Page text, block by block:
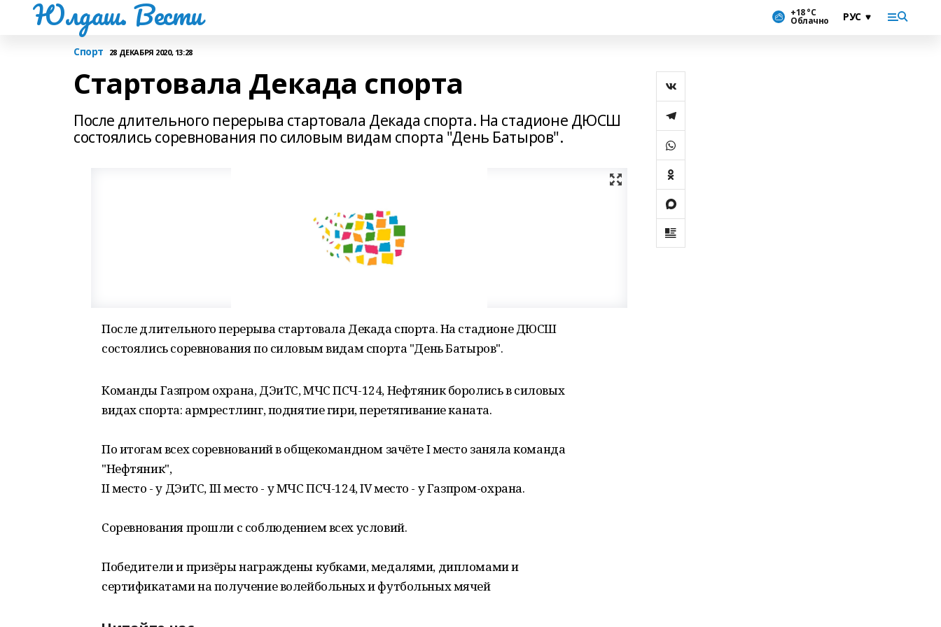
Юлдаш. Вести +18 °С
Облачно
Спорт 28 ДЕКАБРЯ 2020, 13:28
Стартовала Декада спорта
После длительного перерыва стартовала Декада спорта. На стадионе ДЮСШ
состоялись соревнования по силовым видам спорта "День Батыров".
После длительного перерыва стартовала Декада спорта. На стадионе ДЮСШ
состоялись соревнования по силовым видам спорта "День Батыров".
Команды Газпром охрана, ДЭиТС, МЧС ПСЧ-124, Нефтяник боролись в силовых
видах спорта: армрестлинг, поднятие гири, перетягивание каната.
По итогам всех соревнований в общекомандном зачёте I место заняла команда
"Нефтяник",
II место - у ДЭиТС, III место - у МЧС ПСЧ-124, IV место - у Газпром-охрана.
Соревнования прошли с соблюдением всех условий.
Победители и призёры награждены кубками, медалями, дипломами и
сертификатами на получение волейбольных и футбольных мячей